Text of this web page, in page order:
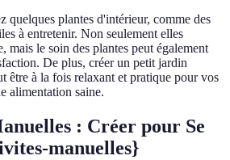
quelques plantes d'intérieur, comme des
à entretenir. Non seulement elles
mais le soin des plantes peut également
De plus, créer un petit jardin
être à la fois relaxant et pratique pour vos
alimentation saine.
: Créer pour Se
manuelles}